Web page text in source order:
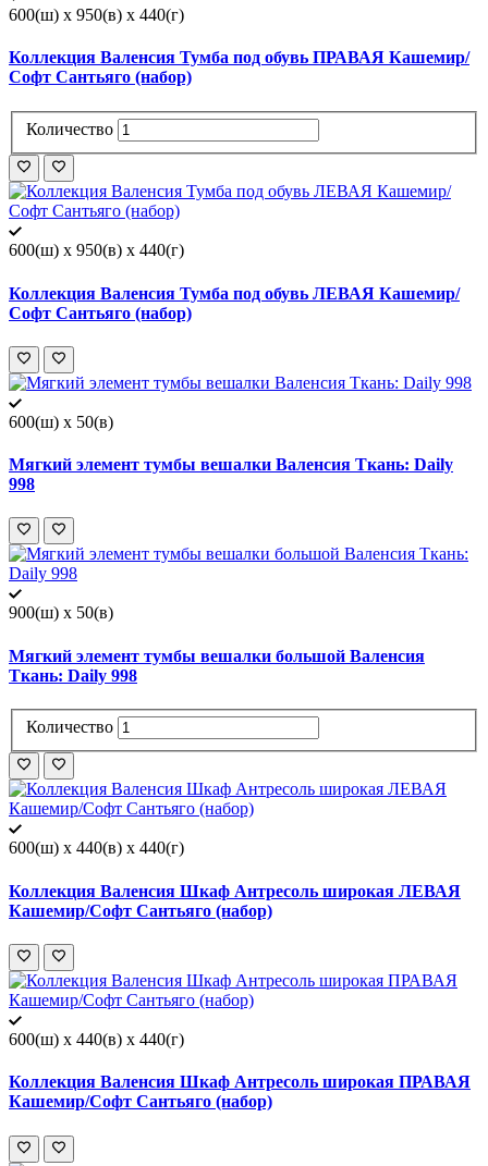
600(ш) x 950(в) x 440(г)
Коллекция Валенсия Тумба под обувь ПРАВАЯ Кашемир/
Софт Сантьяго (набор)
Количество
600(ш) x 950(в) x 440(г)
Коллекция Валенсия Тумба под обувь ЛЕВАЯ Кашемир/
Софт Сантьяго (набор)
600(ш) x 50(в)
Мягкий элемент тумбы вешалки Валенсия Ткань: Daily
998
900(ш) x 50(в)
Мягкий элемент тумбы вешалки большой Валенсия
Ткань: Daily 998
Количество
600(ш) x 440(в) x 440(г)
Коллекция Валенсия Шкаф Антресоль широкая ЛЕВАЯ
Кашемир/Софт Сантьяго (набор)
600(ш) x 440(в) x 440(г)
Коллекция Валенсия Шкаф Антресоль широкая ПРАВАЯ
Кашемир/Софт Сантьяго (набор)